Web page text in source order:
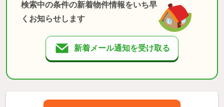
検索中の条件の新着物件情報をいち早
くお知らせします
新着メール通知を受け取る